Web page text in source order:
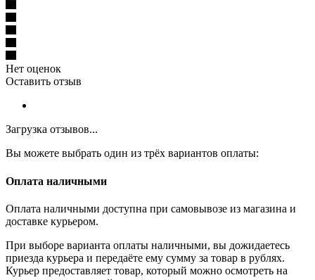
Нет оценок
Оставить отзыв
Загрузка отзывов...
Вы можете выбрать один из трёх вариантов оплаты:
Оплата наличными
Оплата наличными доступна при самовывозе из магазина и
доставке курьером.
При выборе варианта оплаты наличными, вы дожидаетесь
приезда курьера и передаёте ему сумму за товар в рублях.
Курьер предоставляет товар, который можно осмотреть на